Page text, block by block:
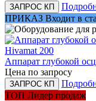
ЗАПРОС КП
ПРИКАЗ Входит в
Hivamat 200
Аппарат глубокой
Цена по запросу
ЗАПРОС КП
ТОП Лидер продаж